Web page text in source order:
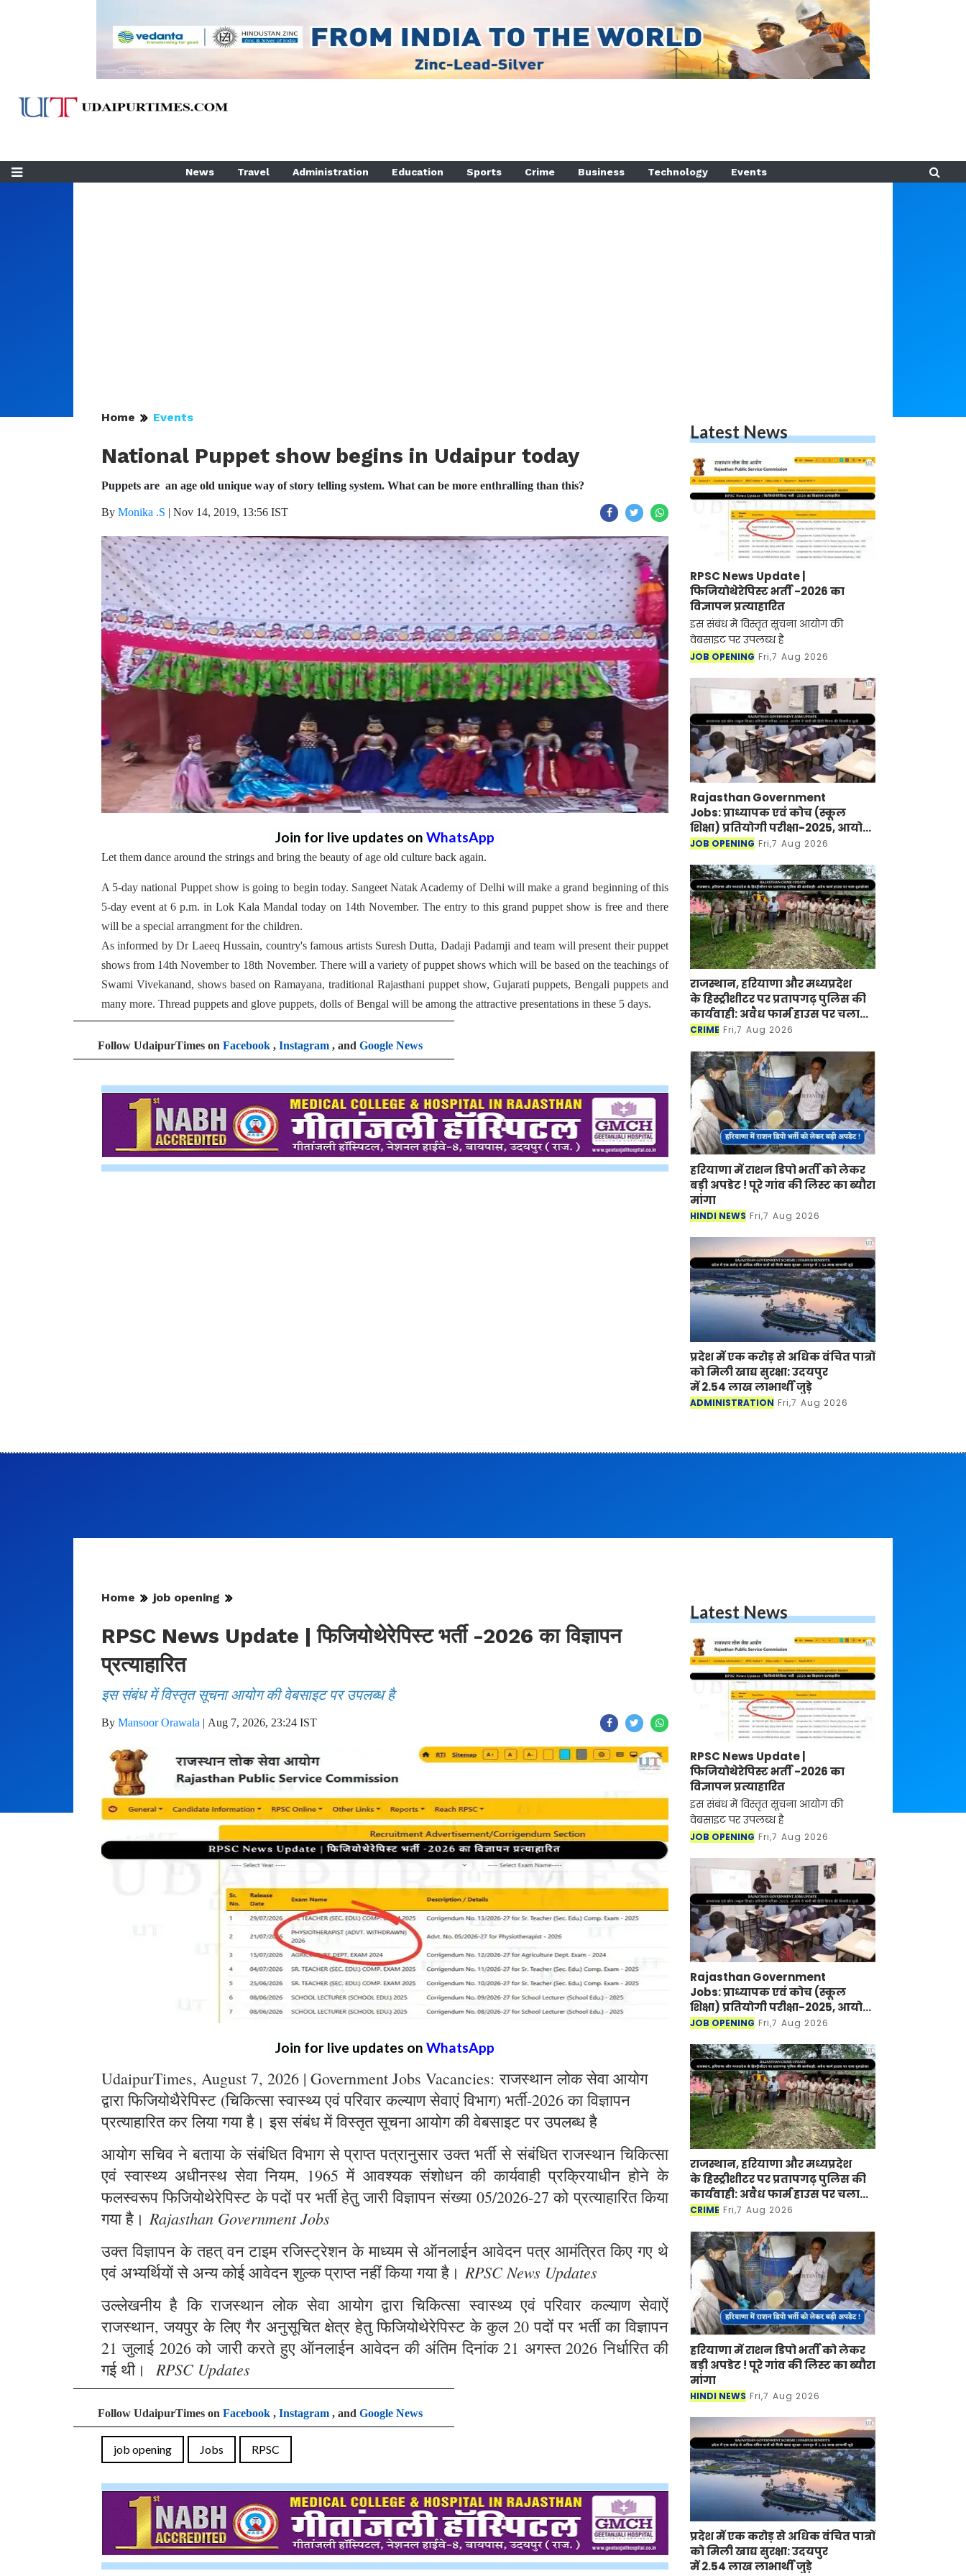
News Travel Administration Education Sports Crime Business Technology Events
Home Events
National Puppet show begins in Udaipur today
Puppets are an age old unique way of story telling system. What can be more enthralling than this?
By Monika .S | Nov 14, 2019, 13:56 IST
Join for live updates on WhatsApp
Let them dance around the strings and bring the beauty of age old culture back again.
A 5-day national Puppet show is going to begin today. Sangeet Natak Academy of Delhi will make a grand beginning of this
5-day event at 6 p.m. in Lok Kala Mandal today on 14th November. The entry to this grand puppet show is free and there
will be a special arrangment for the children.
As informed by Dr Laeeq Hussain, country's famous artists Suresh Dutta, Dadaji Padamji and team will present their puppet
shows from 14th November to 18th November. There will a variety of puppet shows which will be based on the teachings of
Swami Vivekanand, shows based on Ramayana, traditional Rajasthani puppet show, Gujarati puppets, Bengali puppets and
many more. Thread puppets and glove puppets, dolls of Bengal will be among the attractive presentations in these 5 days.
Follow UdaipurTimes on Facebook , Instagram , and Google News
Latest News
RPSC News Update |
फिजियोथेरेपिस्ट भर्ती -2026 का
विज्ञापन प्रत्याहारित
इस संबंध में विस्तृत सूचना आयोग की
वेबसाइट पर उपलब्ध है
JOB OPENING Fri,7 Aug 2026
Rajasthan Government
Jobs: प्राध्यापक एवं कोच (स्कूल
शिक्षा) प्रतियोगी परीक्षा-2025, आयोग
ने जारी की हिंदी विषय की विचारित
JOB OPENING Fri,7 Aug 2026
राजस्थान, हरियाणा और मध्यप्रदेश
के हिस्ट्रीशीटर पर प्रतापगढ़ पुलिस की
कार्यवाही: अवैध फार्म हाउस पर चला
बुलडोजर
CRIME Fri,7 Aug 2026
हरियाणा में राशन डिपो भर्ती को लेकर
बड़ी अपडेट ! पूरे गांव की लिस्ट का ब्यौरा
मांगा
HINDI NEWS Fri,7 Aug 2026
प्रदेश में एक करोड़ से अधिक वंचित पात्रों
को मिली खाद्य सुरक्षा: उदयपुर
में 2.54 लाख लाभार्थी जुड़े
ADMINISTRATION Fri,7 Aug 2026
Home job opening
RPSC News Update | फिजियोथेरेपिस्ट भर्ती -2026 का विज्ञापन
प्रत्याहारित
इस संबंध में विस्तृत सूचना आयोग की वेबसाइट पर उपलब्ध है
By Mansoor Orawala | Aug 7, 2026, 23:24 IST
Join for live updates on WhatsApp
UdaipurTimes, August 7, 2026 | Government Jobs Vacancies: राजस्थान लोक सेवा आयोग
द्वारा फिजियोथैरेपिस्ट (चिकित्सा स्वास्थ्य एवं परिवार कल्याण सेवाएं विभाग) भर्ती-2026 का विज्ञापन
प्रत्याहारित कर लिया गया है। इस संबंध में विस्तृत सूचना आयोग की वेबसाइट पर उपलब्ध है
आयोग सचिव ने बताया के संबंधित विभाग से प्राप्त पत्रानुसार उक्त भर्ती से संबंधित राजस्थान चिकित्सा
एवं स्वास्थ्य अधीनस्थ सेवा नियम, 1965 में आवश्यक संशोधन की कार्यवाही प्रक्रियाधीन होने के
फलस्वरूप फिजियोथेरेपिस्ट के पदों पर भर्ती हेतु जारी विज्ञापन संख्या 05/2026-27 को प्रत्याहारित किया
गया है। Rajasthan Government Jobs
उक्त विज्ञापन के तहत् वन टाइम रजिस्ट्रेशन के माध्यम से ऑनलाईन आवेदन पत्र आमंत्रित किए गए थे
एवं अभ्यर्थियों से अन्य कोई आवेदन शुल्क प्राप्त नहीं किया गया है। RPSC News Updates
उल्लेखनीय है कि राजस्थान लोक सेवा आयोग द्वारा चिकित्सा स्वास्थ्य एवं परिवार कल्याण सेवाऐं
राजस्थान, जयपुर के लिए गैर अनुसूचित क्षेत्र हेतु फिजियोथेरेपिस्ट के कुल 20 पदों पर भर्ती का विज्ञापन
21 जुलाई 2026 को जारी करते हुए ऑनलाईन आवेदन की अंतिम दिनांक 21 अगस्त 2026 निर्धारित की
गई थी। RPSC Updates
Follow UdaipurTimes on Facebook , Instagram , and Google News
job opening Jobs RPSC
Latest News
RPSC News Update |
फिजियोथेरेपिस्ट भर्ती -2026 का
विज्ञापन प्रत्याहारित
इस संबंध में विस्तृत सूचना आयोग की
वेबसाइट पर उपलब्ध है
JOB OPENING Fri,7 Aug 2026
Rajasthan Government
Jobs: प्राध्यापक एवं कोच (स्कूल
शिक्षा) प्रतियोगी परीक्षा-2025, आयोग
ने जारी की हिंदी विषय की विचारित
JOB OPENING Fri,7 Aug 2026
राजस्थान, हरियाणा और मध्यप्रदेश
के हिस्ट्रीशीटर पर प्रतापगढ़ पुलिस की
कार्यवाही: अवैध फार्म हाउस पर चला
बुलडोजर
CRIME Fri,7 Aug 2026
हरियाणा में राशन डिपो भर्ती को लेकर
बड़ी अपडेट ! पूरे गांव की लिस्ट का ब्यौरा
मांगा
HINDI NEWS Fri,7 Aug 2026
प्रदेश में एक करोड़ से अधिक वंचित पात्रों
को मिली खाद्य सुरक्षा: उदयपुर
में 2.54 लाख लाभार्थी जुड़े